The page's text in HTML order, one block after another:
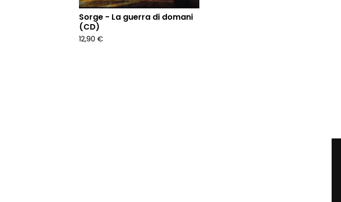
Sorge - La guerra di domani
(CD)
12,90 €